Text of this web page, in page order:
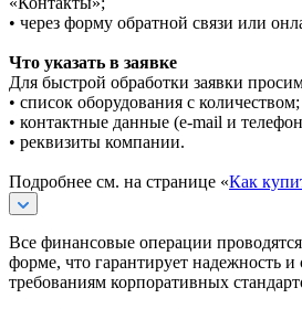
• через форму обратной связи или
Что указать в заявке
Для быстрой обработки заявки
• список оборудования с количеством;
• контактные данные (e-mail и
• реквизиты компании.
Подробнее см. на странице «Как
Все финансовые операции
форме, что гарантирует надежность и
требованиям корпоративных